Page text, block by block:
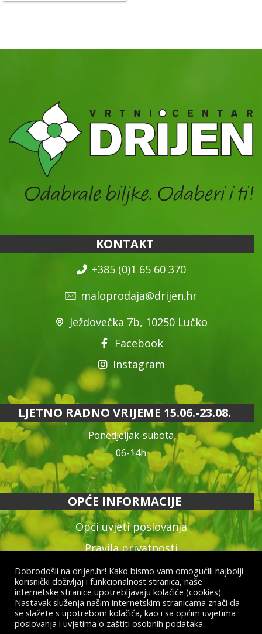
KONTAKT
+385 (0)1 65 60 370
maloprodaja@drijen.hr
Ježdovečka 7b, 10250 Lučko
Facebook
Instagram
LJETNO RADNO VRIJEME 15.06.-23.08.
Ponedjeljak-subota
06-14h
OPĆE INFORMACIJE
Opći uvjeti poslovanja
Pravila privatnosti
Reklamacija proizvoda
Način plaćanja & dostava
Raskid ugovora
Dobrodošli na drijen.hr! Kako bismo vam omogućili najbolji
korisnički doživljaj i funkcionalnost stranica, naše
internetske stranice upotrebljavaju kolačiće (cookies).
Nastavak služenja našim internetskim stranicama znači da
se slažete s upotrebom kolačića, kao i sa općim uvjetima
poslovanja i uvjetima o zaštiti osobnih podataka.